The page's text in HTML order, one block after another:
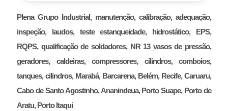
Plena Grupo Industrial, manutenção, calibração, adequação,
inspeção, laudos, teste estanqueidade, hidrostático, EPS,
RQPS, qualificação de soldadores, NR 13 vasos de pressão,
geradores, caldeiras, compressores, cilindros, comboios,
tanques, cilindros, Marabá, Barcarena, Belém, Recife, Caruaru,
Cabo de Santo Agostinho, Ananindeua, Porto Suape, Porto de
Aratu, Porto Itaqui